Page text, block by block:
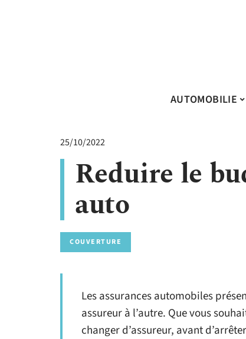
AUTOMOBILIE
25/10/2022
Reduire le
auto
COUVERTURE
Les assurances automobiles
assureur à l’autre. Que vous
changer d’assureur, avant